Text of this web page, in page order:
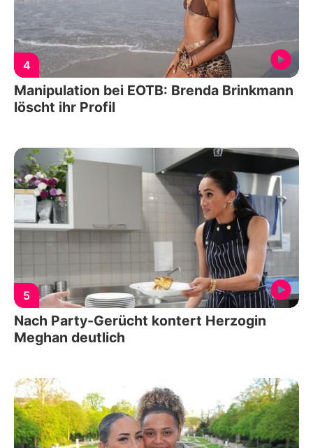
4
Manipulation bei EOTB: Brenda Brinkmann
löscht ihr Profil
5
Nach Party-Gerücht kontert Herzogin
Meghan deutlich